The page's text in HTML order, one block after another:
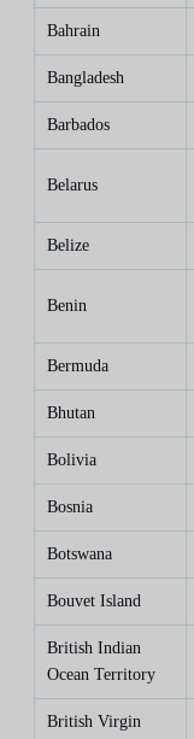
Bahrain
Bangladesh
Barbados
Belarus
Belize
Benin
Bermuda
Bhutan
Bolivia
Bosnia
Botswana
Bouvet Island
British Indian
Ocean Territory
British Virgin